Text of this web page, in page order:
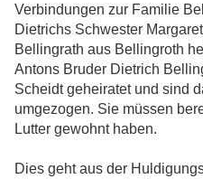
Verbindungen zur Familie
Dietrichs Schwester
Bellingrath aus Bellingroth
Antons Bruder Dietrich
Scheidt geheiratet und sind
umgezogen. Sie müssen
Lutter gewohnt haben.
Dies geht aus der